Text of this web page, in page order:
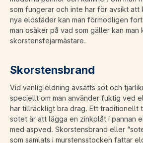
som fungerar och inte har för avsikt
nya eldstäder kan man förmodligen
man osäker på vad som gäller kan man
skorstensfejarmästare.
Skorstensbrand
Vid vanlig eldning avsätts sot och
speciellt om man använder fuktig ved
har tillräckligt bra drag. Ett traditionellt
sotet är att lägga en zinkplåt i pannan
med aspved. Skorstensbrand eller
som samlats i murstensstocken fattar